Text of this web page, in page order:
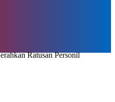
Ratusan Personil